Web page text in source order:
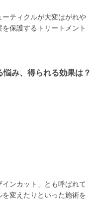
ティクルが大変はがれや
保護するトリートメント
み、得られる効果は？
ンカット」とも呼ばれて
変えたりといった施術を